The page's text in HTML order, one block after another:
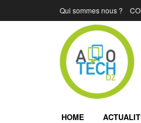
Qui sommes nous ?
HOME